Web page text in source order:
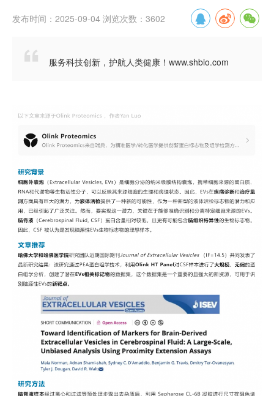
发布时间：2025-09-04 浏览次数：3602
 服务科技创新，护航人类健康！www.shbio.com